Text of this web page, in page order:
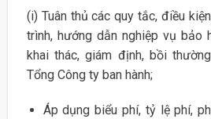
(i) Tuân thủ các quy tắc, điều
trình, hướng dẫn nghiệp vụ bảo
khai thác, giám định, bồi
Tổng Công ty ban hành;
Áp dụng biểu phí, tỷ lệ phí,